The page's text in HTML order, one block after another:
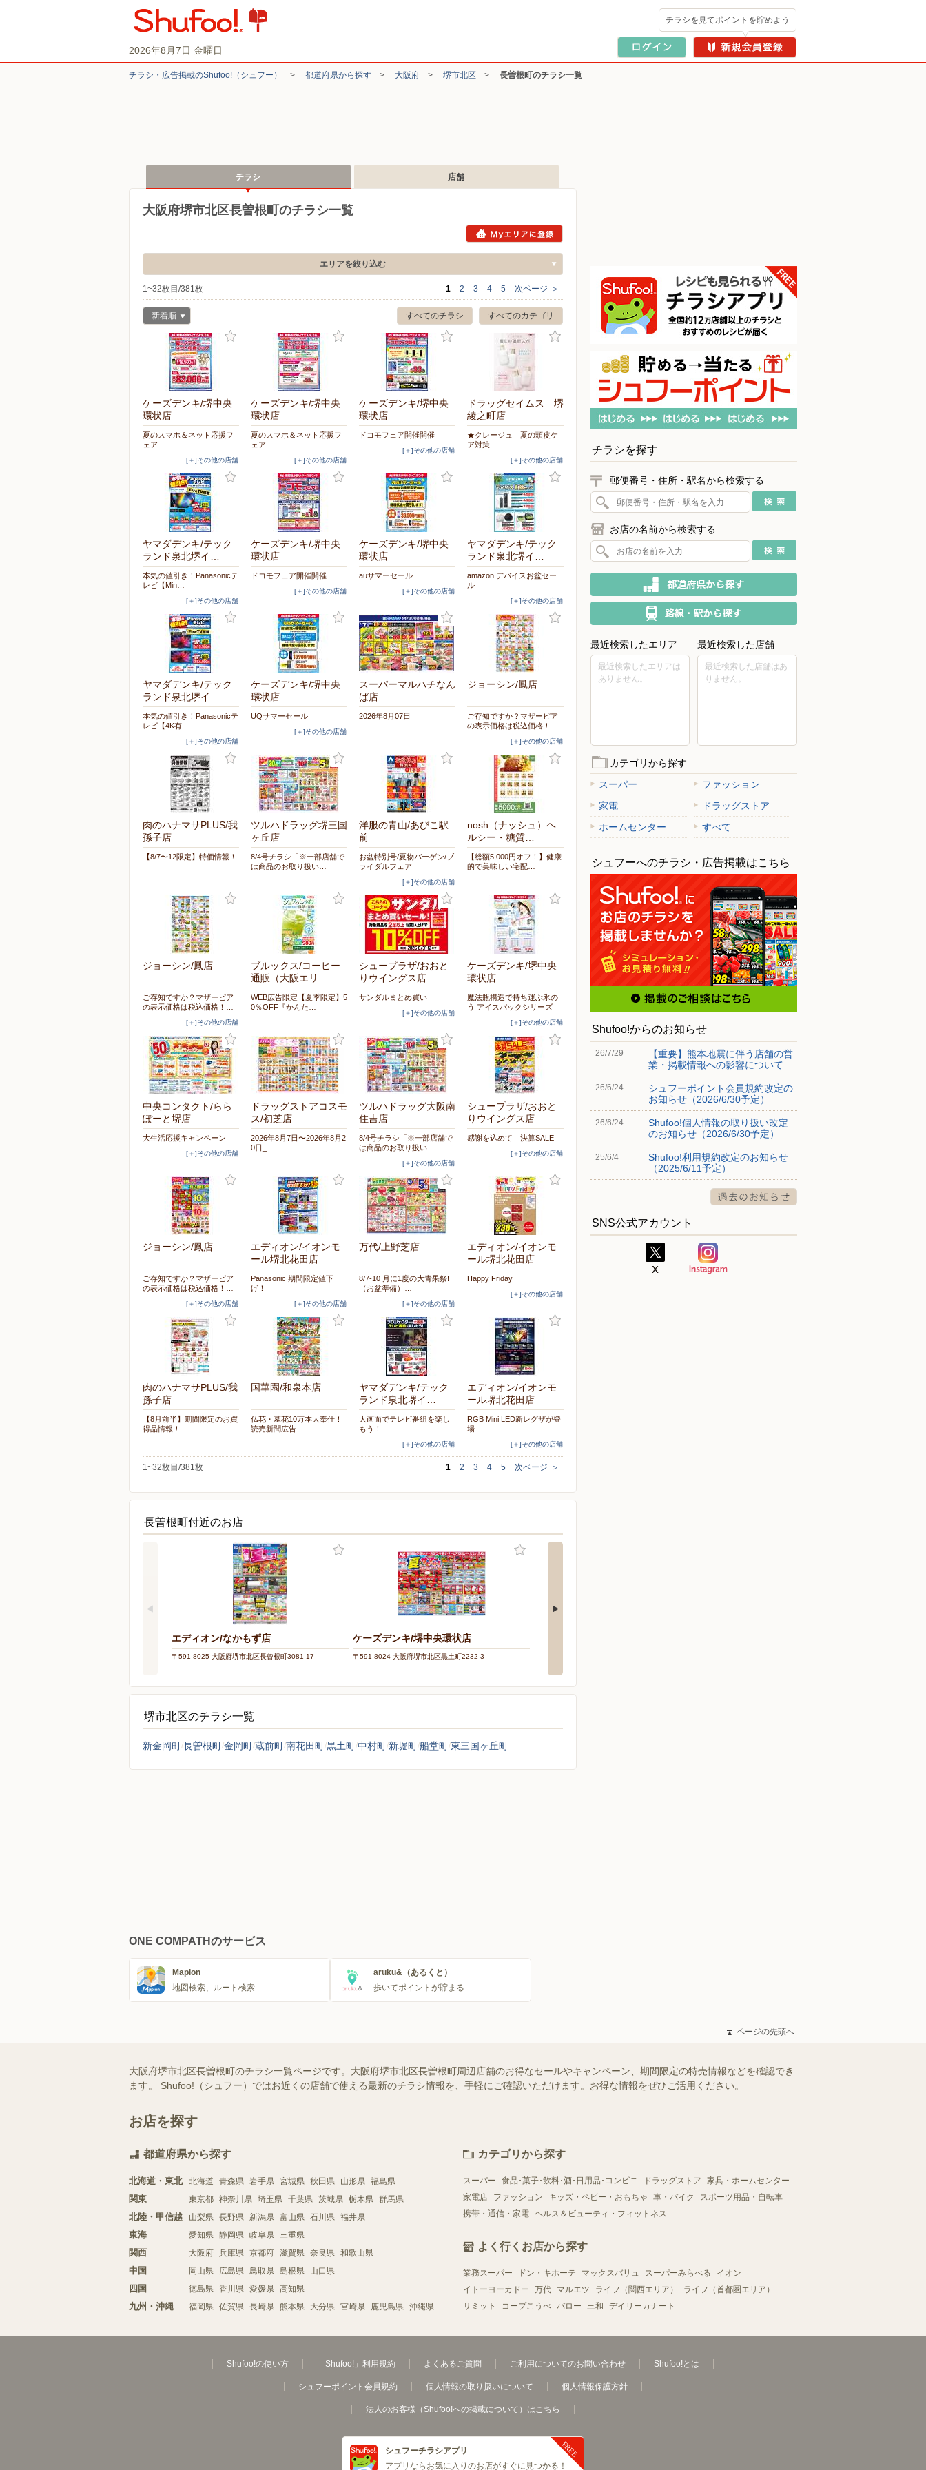
2026年8月7日 金曜日
チラシを見てポイントを貯めよう
チラシ・​広告掲載の​Shufoo!​（シュフー） > 都道府県から探す > 大阪府 > 堺市北区 > 長曽根町のチラシ一覧
チラシ 店舗
大阪府堺市北区長曽根町のチラシ一覧
エリアを絞り込む
1~32枚目/381枚 1 2 3 4 5 次ページ ＞
すべてのカテゴリ
すべてのチラシ
新着順
ケーズデンキ/堺中央
環状店
夏のスマホ＆ネット応援フ
ェア
[＋]その他の店舗
ケーズデンキ/堺中央
環状店
夏のスマホ＆ネット応援フ
ェア
[＋]その他の店舗
ケーズデンキ/堺中央
環状店
ドコモフェア開催開催
[＋]その他の店舗
ドラッグセイムス 堺
綾之町店
★クレージュ 夏の頭皮ケ
ア対策
[＋]その他の店舗
ヤマダデンキ/テック
ランド泉北堺イ…
本気の値引き！Panasonicテ
レビ【Min…
[＋]その他の店舗
ケーズデンキ/堺中央
環状店
ドコモフェア開催開催
[＋]その他の店舗
ケーズデンキ/堺中央
環状店
auサマーセール
[＋]その他の店舗
ヤマダデンキ/テック
ランド泉北堺イ…
amazon デバイスお盆セー
ル
[＋]その他の店舗
ヤマダデンキ/テック
ランド泉北堺イ…
本気の値引き！Panasonicテ
レビ【4K有…
[＋]その他の店舗
ケーズデンキ/堺中央
環状店
UQサマーセール
[＋]その他の店舗
スーパーマルハチなん
ば店
2026年8月07日
ジョーシン/鳳店
ご存知ですか？マザーピア
の表示価格は税込価格！…
[＋]その他の店舗
肉のハナマサPLUS/我
孫子店
【8/7〜12限定】特価情報！
ツルハドラッグ堺三国
ヶ丘店
8/4号チラシ「※一部店舗で
は商品のお取り扱い…
洋服の青山/あびこ駅
前
お盆特別号/夏物バーゲン/ブ
ライダルフェア
[＋]その他の店舗
nosh（ナッシュ）ヘ
ルシー・糖質…
【総額5,000円オフ！】健康
的で美味しい宅配…
ジョーシン/鳳店
ご存知ですか？マザーピア
の表示価格は税込価格！…
[＋]その他の店舗
ブルックス/コーヒー
通販（大阪エリ…
WEB広告限定【夏季限定】5
0％OFF『かんた…
シュープラザ/おおと
りウイングス店
サンダルまとめ買い
[＋]その他の店舗
ケーズデンキ/堺中央
環状店
魔法瓶構造で持ち運ぶ氷の
う アイスパックシリーズ
[＋]その他の店舗
中央コンタクト/らら
ぽーと堺店
大生活応援キャンペーン
[＋]その他の店舗
ドラッグストアコスモ
ス/初芝店
2026年8月7日〜2026年8月2
0日_
ツルハドラッグ大阪南
住吉店
8/4号チラシ「※一部店舗で
は商品のお取り扱い…
[＋]その他の店舗
シュープラザ/おおと
りウイングス店
感謝を込めて 決算SALE
[＋]その他の店舗
ジョーシン/鳳店
ご存知ですか？マザーピア
の表示価格は税込価格！…
[＋]その他の店舗
エディオン/イオンモ
ール堺北花田店
Panasonic 期間限定値下
げ！
[＋]その他の店舗
万代/上野芝店
8/7-10 月に1度の大青果祭!
（お盆準備）…
[＋]その他の店舗
エディオン/イオンモ
ール堺北花田店
Happy Friday
[＋]その他の店舗
肉のハナマサPLUS/我
孫子店
【8月前半】期間限定のお買
得品情報！
国華園/和泉本店
仏花・墓花10万本大奉仕！
読売新聞広告
ヤマダデンキ/テック
ランド泉北堺イ…
大画面でテレビ番組を楽し
もう！
[＋]その他の店舗
エディオン/イオンモ
ール堺北花田店
RGB Mini LED新レグザが登
場
[＋]その他の店舗
1~32枚目/381枚 1 2 3 4 5 次ページ ＞
長曽根町付近のお店
エディオン/なかもず店
〒591-8025 大阪府堺市北区長曾根町3081-17
ケーズデンキ/堺中央環状店
〒591-8024 大阪府堺市北区黒土町2232-3
堺市北区のチラシ一覧
新金岡町長曽根町金岡町蔵前町南花田町黒土町中村町 新堀町船堂町東三国ヶ丘町
チラシを探す
郵便番号・住所・駅名から検索する
お店の名前から検索する
最近検索したエリア
最近検索したエリアは
ありません。
最近検索した店舗
最近検索した店舗はあ
りません。
カテゴリから探す
スーパー
ファッション
家電
ドラッグストア
ホームセンター
すべて
シュフーへのチラシ・広告掲載はこちら
Shufoo!からのお知らせ
26/7/29
【重要】熊本地震に伴う店舗の営
業・掲載情報への影響について
26/6/24
シュフーポイント会員規約改定の
お知らせ（2026/6/30予定）
26/6/24
Shufoo!個人情報の取り扱い改定
のお知らせ（2026/6/30予定）
25/6/4
Shufoo!利用規約改定のお知らせ
（2025/6/11予定）
SNS公式アカウント
ONE COMPATHのサービス
Mapion
地図検索、ルート検索
aruku&（あるくと）
歩いてポイントが貯まる
ページの先頭へ
大阪府堺市北区長曽根町のチラシ一覧ページです。大阪府堺市北区長曽根町周辺店舗のお得なセールやキャンペーン、期間限定の特売情報などを確認でき
ます。 Shufoo!（シュフー）ではお近くの店舗で使える最新のチラシ情報を、手軽にご確認いただけます。お得な情報をぜひご活用ください。
お店を探す
都道府県から探す
北海道・東北 北海道 青森県 岩手県 宮城県 秋田県 山形県 福島県
関東 東京都 神奈川県 埼玉県 千葉県 茨城県 栃木県 群馬県
北陸・甲信越 山梨県 長野県 新潟県 富山県 石川県 福井県
東海 愛知県 静岡県 岐阜県 三重県
関西 大阪府 兵庫県 京都府 滋賀県 奈良県 和歌山県
中国 岡山県 広島県 鳥取県 島根県 山口県
四国 徳島県 香川県 愛媛県 高知県
九州・沖縄 福岡県 佐賀県 長崎県 熊本県 大分県 宮崎県 鹿児島県 沖縄県
カテゴリから探す
スーパー 食品･菓子･飲料･酒･日用品･コンビニ ドラッグストア
家具・ホームセンター
家電店
ファッション キッズ・ベビー・おもちゃ 車・バイク
スポーツ用品・自転車
携帯・通信・家電 ヘルス＆ビューティ・フィットネス
よく行くお店から探す
業務スーパー ドン・キホーテ マックスバリュ スーパーみらべる
イオン
イトーヨーカドー
万代 マルエツ ライフ（関西エリア）
ライフ（首都圏エリア）
サミット
コープこうべ バロー 三和 デイリーカナート
Shufoo!の使い方 「Shufoo!」利用規約 よくあるご質問 ご利用についてのお問い合わせ Shufoo!とは
シュフーポイント会員規約 個人情報の取り扱いについて 個人情報保護方針
法人のお客様（Shufoo!への掲載について）はこちら
シュフーチラシアプリ
アプリならお気に入りのお店がすぐに見つかる！